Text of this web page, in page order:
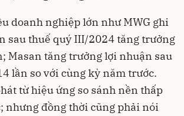
doanh nghiệp lớn như MWG ghi
sau thuế quý III/2024 tăng trưởng
Masan tăng trưởng lợi nhuận sau
lần so với cùng kỳ năm trước.
từ hiệu ứng so sánh nền thấp
nhưng đồng thời cũng phải nói